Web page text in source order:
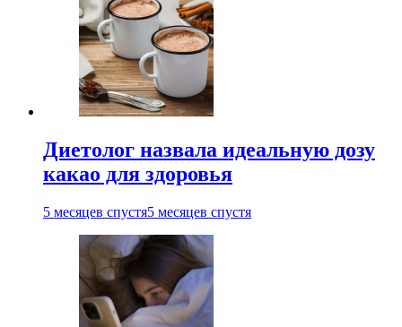
Диетолог назвала идеальную дозу
какао для здоровья
5 месяцев спустя5 месяцев спустя